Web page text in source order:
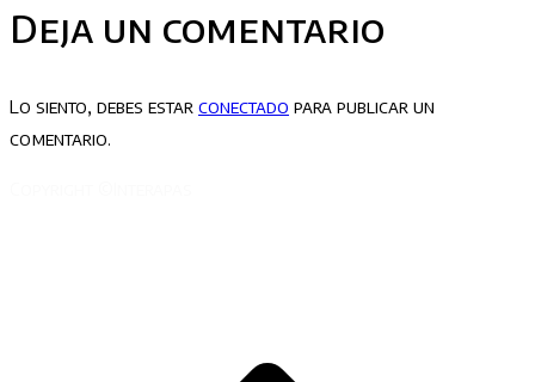
Deja un comentario
Lo siento, debes estar conectado para publicar un
comentario.